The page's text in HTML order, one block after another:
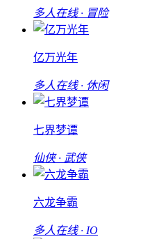
多人在线 · 冒险
亿万光年
多人在线 · 休闲
七界梦谭
仙侠 · 武侠
六龙争霸
多人在线 · IO